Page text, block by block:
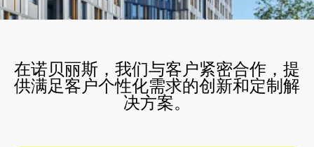
在诺贝丽斯，我们与客户紧密合作，提
供满足客户个性化需求的创新和定制解
决方案。